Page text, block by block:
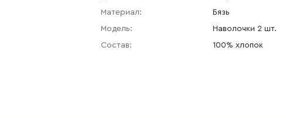
Материал:
Бязь
Модель:
Наволочки 2 шт.
Состав:
100% хлопок